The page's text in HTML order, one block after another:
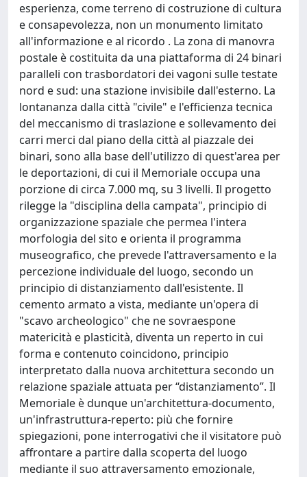
esperienza, come terreno di costruzione di cultura
e consapevolezza, non un monumento limitato
all'informazione e al ricordo . La zona di manovra
postale è costituita da una piattaforma di 24 binari
paralleli con trasbordatori dei vagoni sulle testate
nord e sud: una stazione invisibile dall'esterno. La
lontananza dalla città "civile" e l'efficienza tecnica
del meccanismo di traslazione e sollevamento dei
carri merci dal piano della città al piazzale dei
binari, sono alla base dell'utilizzo di quest'area per
le deportazioni, di cui il Memoriale occupa una
porzione di circa 7.000 mq, su 3 livelli. Il progetto
rilegge la "disciplina della campata", principio di
organizzazione spaziale che permea l'intera
morfologia del sito e orienta il programma
museografico, che prevede l'attraversamento e la
percezione individuale del luogo, secondo un
principio di distanziamento dall'esistente. Il
cemento armato a vista, mediante un'opera di
"scavo archeologico" che ne sovraespone
matericità e plasticità, diventa un reperto in cui
forma e contenuto coincidono, principio
interpretato dalla nuova architettura secondo un
relazione spaziale attuata per “distanziamento”. Il
Memoriale è dunque un'architettura-documento,
un'infrastruttura-reperto: più che fornire
spiegazioni, pone interrogativi che il visitatore può
affrontare a partire dalla scoperta del luogo
mediante il suo attraversamento emozionale,